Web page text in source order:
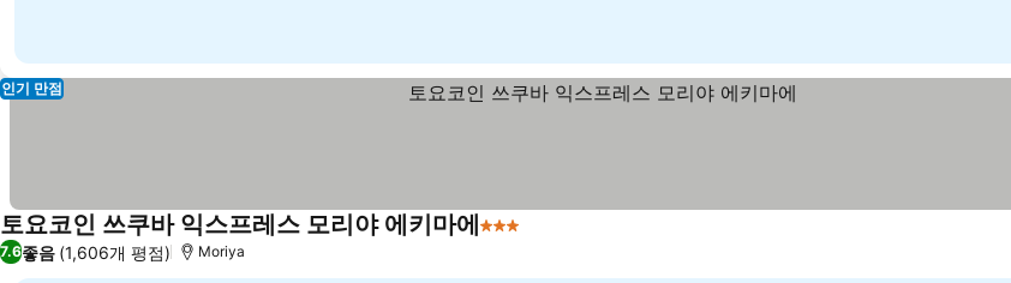
인기 만점
토요코인 쓰쿠바 익스프레스 모리야 에키마에3 성급
7.6좋음 (1,606개 평점) Moriya